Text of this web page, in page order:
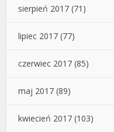
sierpień 2017 (71)
lipiec 2017 (77)
czerwiec 2017 (85)
maj 2017 (89)
kwiecień 2017 (103)